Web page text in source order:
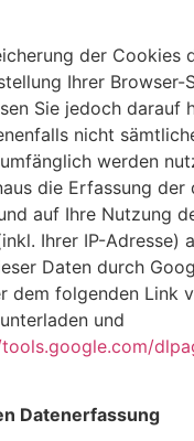
der Cookies
Ihrer Browser-
Sie jedoch darauf
nicht
werden
die Erfassung der
auf Ihre Nutzung
Ihrer IP-Adresse)
Daten durch
dem folgenden Link
und
Datenerfassung